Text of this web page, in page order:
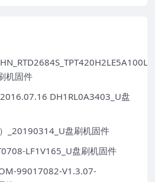
机固件
DH1RL0A3403_U盘
_20190314_U盘刷机固件
LF1V165_U盘刷机固件
99017082-V1.3.07-